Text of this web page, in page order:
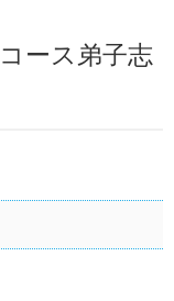
ース弟子志